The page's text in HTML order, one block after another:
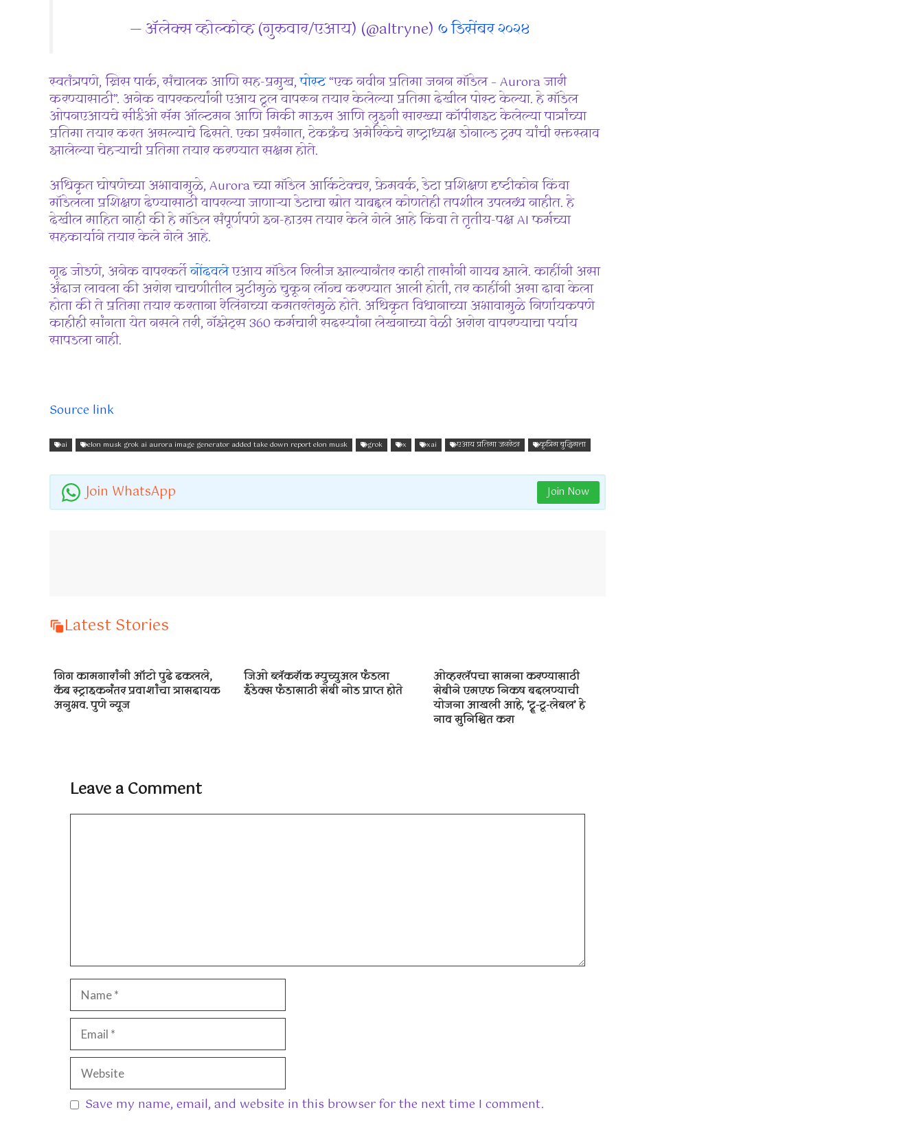
— ॲलेक्स व्होल्कोव्ह (गुरुवार/एआय) (@altryne) ७ डिसेंबर २०२४
स्वतंत्रपणे, ख्रिस पार्क, संचालक आणि सह-प्रमुख,पोस्ट“एक नवीन प्रतिमा जनन मॉडेल – Aurora जारी
करण्यासाठी”. अनेक वापरकर्त्यांनी एआय टूल वापरून तयार केलेल्या प्रतिमा देखील पोस्ट केल्या. हे मॉडेल
ओपनएआयचे सीईओ सॅम ऑल्टमन आणि मिकी माऊस आणि लुइगी सारख्या कॉपीराइट केलेल्या पात्रांच्या
प्रतिमा तयार करत असल्याचे दिसते. एका प्रसंगात, टेकक्रंच अमेरिकेचे राष्ट्राध्यक्ष डोनाल्ड ट्रम्प यांची रक्तस्त्राव
झालेल्या चेहऱ्याची प्रतिमा तयार करण्यात सक्षम होते.
अधिकृत घोषणेच्या अभावामुळे, Aurora च्या मॉडेल आर्किटेक्चर, फ्रेमवर्क, डेटा प्रशिक्षण दृष्टीकोन किंवा
मॉडेलला प्रशिक्षण देण्यासाठी वापरल्या जाणाऱ्या डेटाचा स्रोत याबद्दल कोणतेही तपशील उपलब्ध नाहीत. हे
देखील माहित नाही की हे मॉडेल संपूर्णपणे इन-हाउस तयार केले गेले आहे किंवा ते तृतीय-पक्ष AI फर्मच्या
सहकार्याने तयार केले गेले आहे.
गूढ जोडणे, अनेक वापरकर्तेनोंदवलेएआय मॉडेल रिलीज झाल्यानंतर काही तासांनी गायब झाले. काहींनी असा
अंदाज लावला की अरोरा चाचणीतील त्रुटीमुळे चुकून लॉन्च करण्यात आली होती, तर काहींनी असा दावा केला
होता की ते प्रतिमा तयार करताना रेलिंगच्या कमतरतेमुळे होते. अधिकृत विधानाच्या अभावामुळे निर्णायकपणे
काहीही सांगता येत नसले तरी, गॅझेट्स 360 कर्मचारी सदस्यांना लेखनाच्या वेळी अरोरा वापरण्याचा पर्याय
सापडला नाही.
Source link
ai elon musk grok ai aurora image generator added take down report elon musk grok x xai एआय प्रतिमा जनरेटर कृत्रिम बुद्धिमत्ता
Join WhatsApp Join Now
Latest Stories
गिग कामगारांनी ऑटो पुढे ढकलले,
कॅब स्ट्राइकनंतर प्रवाशांचा त्रासदायक
अनुभव. पुणे न्यूज
जिओ ब्लॅकरॉक म्युच्युअल फंडला
इंडेक्स फंडासाठी सेबी नोड प्राप्त होते
ओव्हरलॅपचा सामना करण्यासाठी
सेबीने एमएफ निकष बदलण्याची
योजना आखली आहे, ‘ट्रू-टू-लेबल’ हे
नाव सुनिश्चित करा
Leave a Comment
Name
Email
Website
Save my name, email, and website in this browser for the next time I comment.